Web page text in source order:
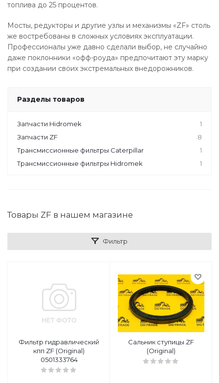
топлива до 25 процентов.
Мосты, редукторы и другие узлы и механизмы «ZF» столь
же востребованы в сложных условиях эксплуатации.
Профессионалы уже давно сделали выбор, не случайно
даже поклонники «офф-роуда» предпочитают эту марку
при создании своих экстремальных внедорожников.
Разделы товаров
Запчасти Hidromek
1
Запчасти ZF
8
Трансмиссионные фильтры Caterpillar
1
Трансмиссионные фильтры Hidromek
1
Товары ZF в нашем магазине
Фильтр
Фильтр гидравлический
кпп ZF (Original)
0501333764
Сальник ступицы ZF
(Original)